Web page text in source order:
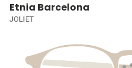
Etnia Barcelona
JOLIET